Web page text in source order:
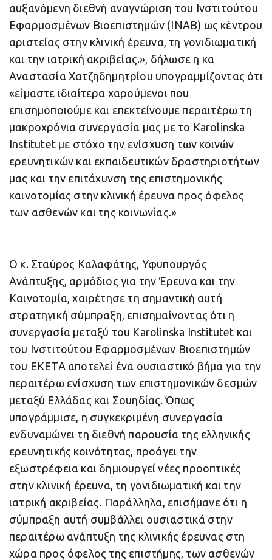
αυξανόμενη διεθνή αναγνώριση του Ινστιτούτου
Εφαρμοσμένων Βιοεπιστημών (INAB) ως κέντρου
αριστείας στην κλινική έρευνα, τη γονιδιωματική
και την ιατρική ακριβείας.», δήλωσε η κα
Αναστασία Χατζηδημητρίου υπογραμμίζοντας ότι
«είμαστε ιδιαίτερα χαρούμενοι που
επισημοποιούμε και επεκτείνουμε περαιτέρω τη
μακροχρόνια συνεργασία μας με το Karolinska
Institutet με στόχο την ενίσχυση των κοινών
ερευνητικών και εκπαιδευτικών δραστηριοτήτων
μας και την επιτάχυνση της επιστημονικής
καινοτομίας στην κλινική έρευνα προς όφελος
των ασθενών και της κοινωνίας.»
Ο κ. Σταύρος Καλαφάτης, Υφυπουργός
Ανάπτυξης, αρμόδιος για την Έρευνα και την
Καινοτομία, χαιρέτησε τη σημαντική αυτή
στρατηγική σύμπραξη, επισημαίνοντας ότι η
συνεργασία μεταξύ του Karolinska Institutet και
του Ινστιτούτου Εφαρμοσμένων Βιοεπιστημών
του ΕΚΕΤΑ αποτελεί ένα ουσιαστικό βήμα για την
περαιτέρω ενίσχυση των επιστημονικών δεσμών
μεταξύ Ελλάδας και Σουηδίας. Όπως
υπογράμμισε, η συγκεκριμένη συνεργασία
ενδυναμώνει τη διεθνή παρουσία της ελληνικής
ερευνητικής κοινότητας, προάγει την
εξωστρέφεια και δημιουργεί νέες προοπτικές
στην κλινική έρευνα, τη γονιδιωματική και την
ιατρική ακριβείας. Παράλληλα, επισήμανε ότι η
σύμπραξη αυτή συμβάλλει ουσιαστικά στην
περαιτέρω ανάπτυξη της κλινικής έρευνας στη
χώρα προς όφελος της επιστήμης, των ασθενών